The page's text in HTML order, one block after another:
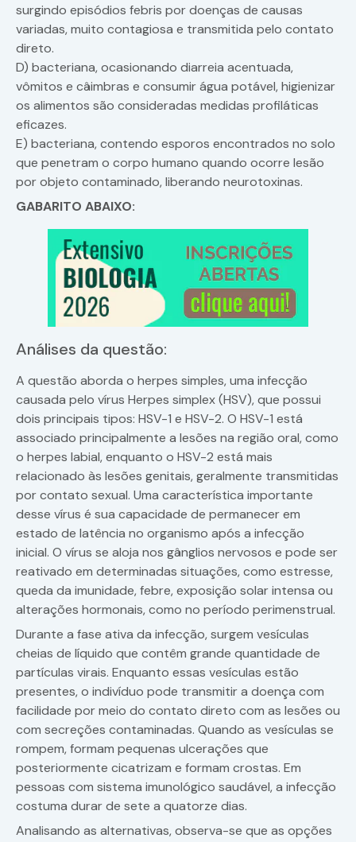
surgindo episódios febris por doenças de causas
variadas, muito contagiosa e transmitida pelo contato
direto.
D) bacteriana, ocasionando diarreia acentuada,
vômitos e câimbras e consumir água potável, higienizar
os alimentos são consideradas medidas profiláticas
eficazes.
E) bacteriana, contendo esporos encontrados no solo
que penetram o corpo humano quando ocorre lesão
por objeto contaminado, liberando neurotoxinas.
GABARITO ABAIXO:
Análises da questão:
A questão aborda o herpes simples, uma infecção
causada pelo vírus Herpes simplex (HSV), que possui
dois principais tipos: HSV-1 e HSV-2. O HSV-1 está
associado principalmente a lesões na região oral, como
o herpes labial, enquanto o HSV-2 está mais
relacionado às lesões genitais, geralmente transmitidas
por contato sexual. Uma característica importante
desse vírus é sua capacidade de permanecer em
estado de latência no organismo após a infecção
inicial. O vírus se aloja nos gânglios nervosos e pode ser
reativado em determinadas situações, como estresse,
queda da imunidade, febre, exposição solar intensa ou
alterações hormonais, como no período perimenstrual.
Durante a fase ativa da infecção, surgem vesículas
cheias de líquido que contêm grande quantidade de
partículas virais. Enquanto essas vesículas estão
presentes, o indivíduo pode transmitir a doença com
facilidade por meio do contato direto com as lesões ou
com secreções contaminadas. Quando as vesículas se
rompem, formam pequenas ulcerações que
posteriormente cicatrizam e formam crostas. Em
pessoas com sistema imunológico saudável, a infecção
costuma durar de sete a quatorze dias.
Analisando as alternativas, observa-se que as opções